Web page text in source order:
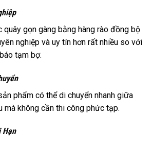
gọn gàng bằng hàng rào đồng bộ
nghiệp và uy tín hơn rất nhiều so với
tạm bợ.
phẩm có thể di chuyển nhanh giữa
mà không cần thi công phức tạp.
Hạn